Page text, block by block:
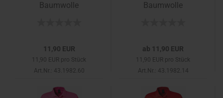
Baumwolle
11,90 EUR
11,90 EUR pro Stück
Art.Nr.: 43.1982.60
Baumwolle
ab 11,90 EUR
11,90 EUR pro Stück
Art.Nr.: 43.1982.14